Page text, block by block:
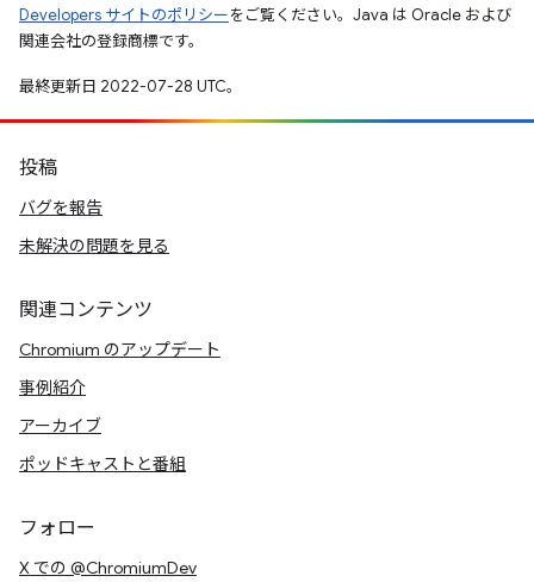
Developers サイトのポリシーをご覧ください。Java は Oracle および
関連会社の登録商標です。
最終更新日 2022-07-28 UTC。
投稿
バグを報告
未解決の問題を見る
関連コンテンツ
Chromium のアップデート
事例紹介
アーカイブ
ポッドキャストと番組
フォロー
X での @ChromiumDev